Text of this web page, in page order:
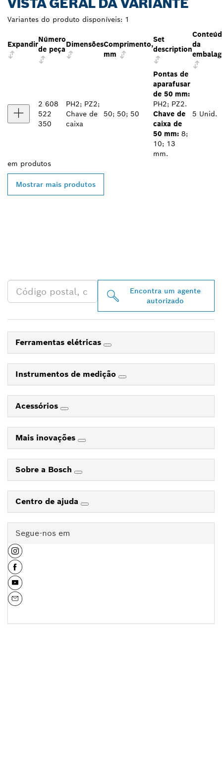
Variantes do produto disponíveis: 1
Expandir
Número
de peça
DimensõesComprimento,
mm
Set
description
da
2 608
522
350
PH2; PZ2;
Chave de
caixa
50; 50; 50
Pontas de
aparafusar
de 50 mm:
PH2; PZ2.
Chave de
caixa de
50 mm: 8;
10; 13
mm.
5 Unid.
em produtos
Mostrar mais produtos
Encontra um agente
autorizado
Ferramentas elétricas
Instrumentos de medição
Acessórios
Mais inovações
Sobre a Bosch
Centro de ajuda
Segue-nos em